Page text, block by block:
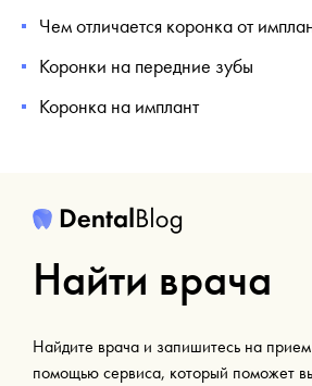
Чем отличается коронка от
Коронки на передние зубы
Коронка на имплант
Найти врача
Найдите врача и запишитесь на
помощью сервиса, который поможет